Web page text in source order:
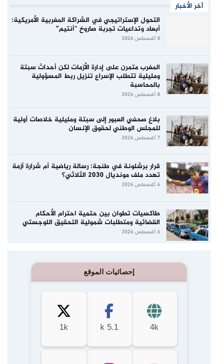
آخر الأخبار
التحول الإستراتيجي في الشراكة المغربية الأمريكية:
أبعاد وتداعيات تجربة صاروخ “أنتيم”
8 أغسطس 2026
المغرب متمرن على إدارة الأزمات لكن أحداث سبتة
ومليلية تتطلب الإسراع تنزيل ربط المسؤولية
بالمحاسبة
8 أغسطس 2026
بلاغ صحفي العبور إلى سبتة ومليلية خلاصات أولية
للمجلس الوطني لحقوق الإنسان
7 أغسطس 2026
قرار برشلونة في طنجة: رسالة رياضية أم شرارة أزمة
تهدد ملف مونديال 2030 الثلاثي؟
6 أغسطس 2026
طاكسيات تطوان بين حتمية احترام الأحكام
القضائية ومتطلبات شمولية التحقيق اللوجستي
6 أغسطس 2026
إحصائيات الموقع
4k
5.1 k
1k